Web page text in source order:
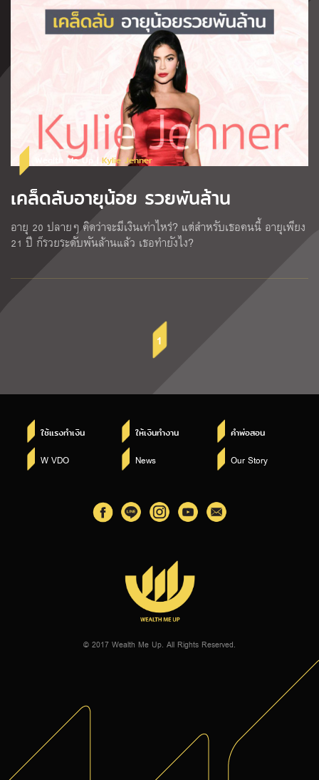
Wealth Me Up | Kylie Jenner
เคล็ดลับอายุน้อย รวยพันล้าน
อายุ 20 ปลายๆ คิดว่าจะมีเงินเท่าไหร่? แต่สำหรับเธอคนนี้ อายุเพียง
21 ปี ก็รวยระดับพันล้านแล้ว เธอทำยังไง?
1
ใช้แรงทำเงิน ให้เงินทำงาน คำพ่อสอน
W VDO News Our Story
© 2017 Wealth Me Up. All Rights Reserved.